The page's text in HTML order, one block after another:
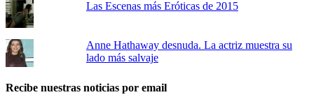
Las Escenas más Eróticas de 2015
Anne Hathaway desnuda. La actriz muestra su
lado más salvaje
Recibe nuestras noticias por email